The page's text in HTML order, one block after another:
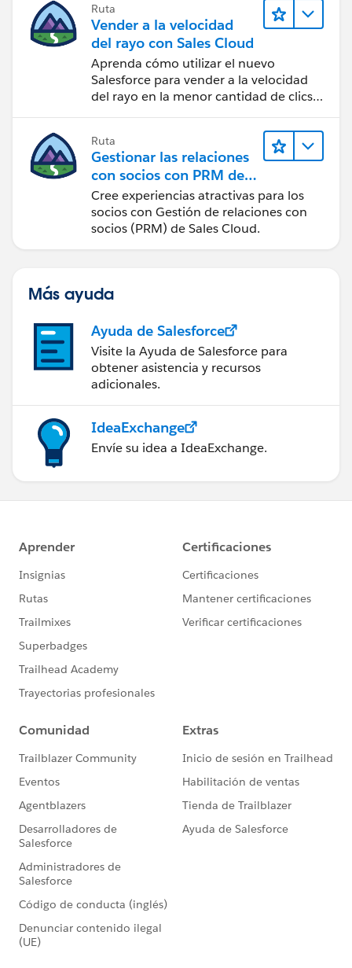
Ruta
Vender a la velocidad
del rayo con Sales Cloud
Aprenda cómo utilizar el nuevo
Salesforce para vender a la velocidad
del rayo en la menor cantidad de clics
Ruta
Gestionar las relaciones
con socios con PRM de
Sales Cloud
Cree experiencias atractivas para los
socios con Gestión de relaciones con
socios (PRM) de Sales Cloud.
Más ayuda
Ayuda de Salesforce
Visite la Ayuda de Salesforce para
obtener asistencia y recursos
adicionales.
IdeaExchange
Envíe su idea a IdeaExchange.